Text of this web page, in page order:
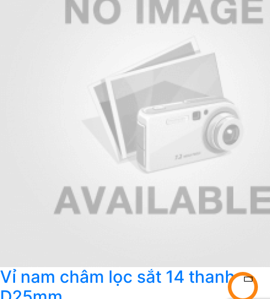
Vỉ nam châm lọc sắt 14 thanh